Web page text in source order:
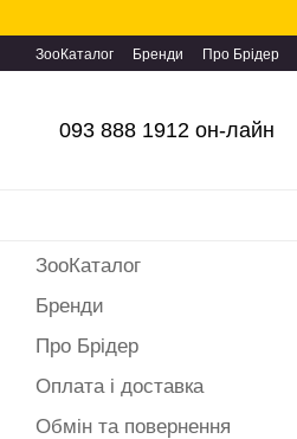
ЗооКаталог Бренди Про Брідер
093 888 1912 он-лайн
ЗооКаталог
Бренди
Про Брідер
Оплата і доставка
Обмін та повернення